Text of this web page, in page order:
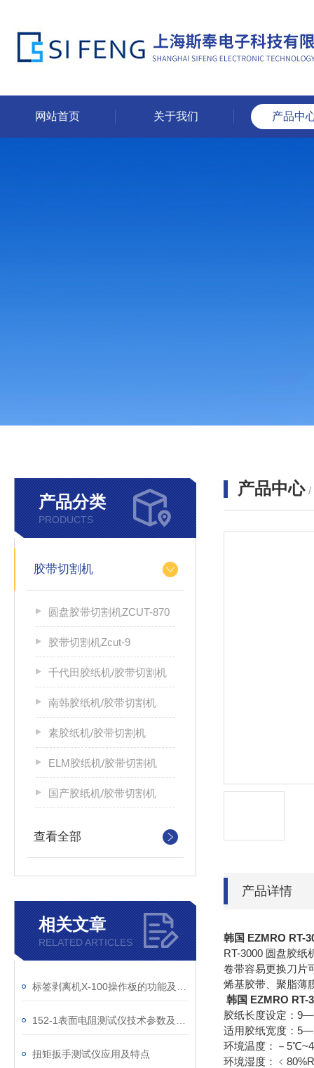
网站首页 关于我们 产品中
产品分类
PRODUCTS
胶带切割机
圆盘胶带切割机ZCUT-870
胶带切割机Zcut-9
千代田胶纸机/胶带切割机
南韩胶纸机/胶带切割机
素胶纸机/胶带切割机
ELM胶纸机/胶带切割机
国产胶纸机/胶带切割机
查看全部
相关文章
RELATED ARTICLES
扭矩扳手测试仪应用及特点
产品中心 /
产品详情
韩国 EZMRO RT-
RT-3000 圆盘胶纸
卷带容易更换刀片
烯基胶带、聚脂薄
韩国 EZMRO RT-
胶纸长度设定
适用胶纸宽度：
环境温度：
环境湿度：